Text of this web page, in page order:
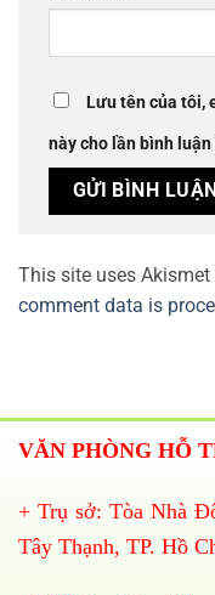
Lưu tên của tôi,
này cho lần bình
This site uses
comment data is
VĂN PHÒNG HỖ
+ Trụ sở: Tòa Nhà
Tây Thạnh, TP. Hồ